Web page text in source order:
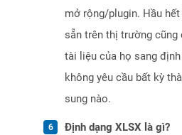
mở rộng/plugin. Hầu
sẵn trên thị trường cũng
tài liệu của họ sang
không yêu cầu bất kỳ
sung nào.
Định dạng XLSX là gì?